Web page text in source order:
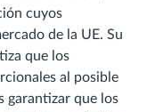
cuyos
de la UE. Su
que los
al posible
garantizar que los